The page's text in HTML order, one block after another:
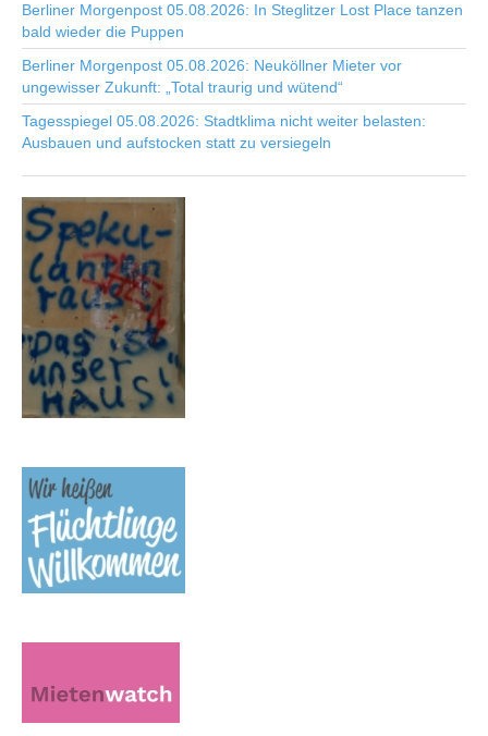
Berliner Morgenpost 05.08.2026: In Steglitzer Lost Place tanzen
bald wieder die Puppen
Berliner Morgenpost 05.08.2026: Neuköllner Mieter vor
ungewisser Zukunft: „Total traurig und wütend“
Tagesspiegel 05.08.2026: Stadtklima nicht weiter belasten:
Ausbauen und aufstocken statt zu versiegeln